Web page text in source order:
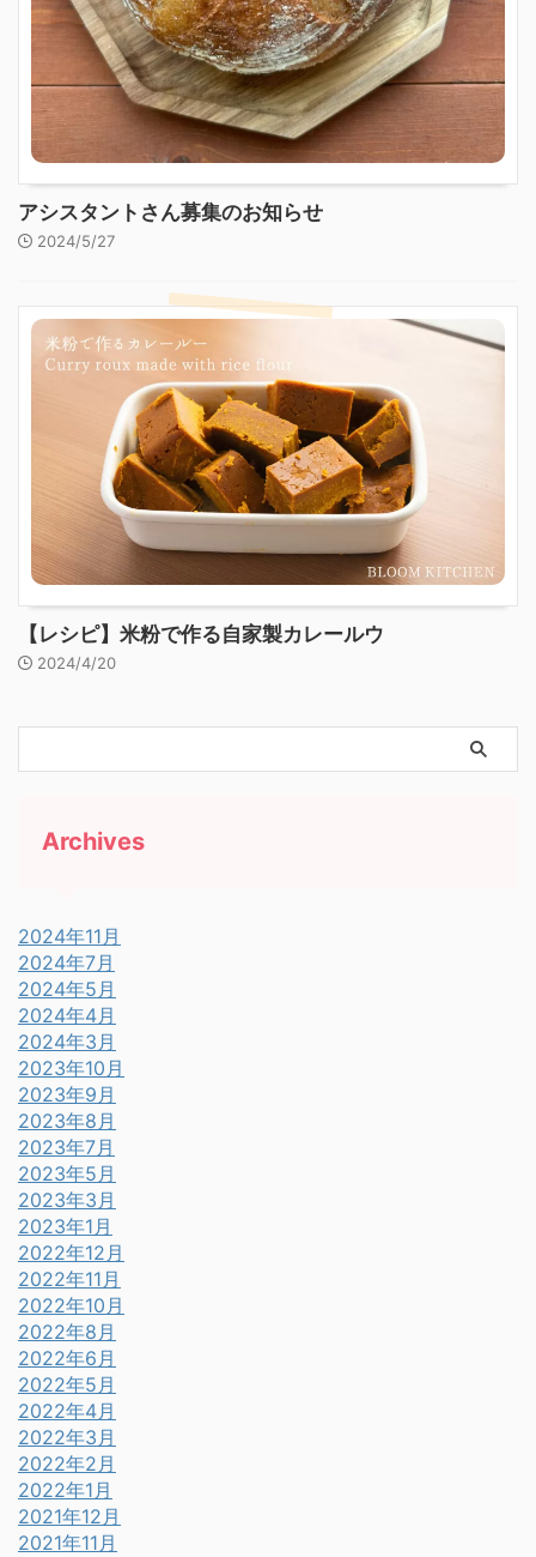
アシスタントさん募集のお知らせ
2024/5/27
【レシピ】米粉で作る自家製カレールウ
2024/4/20
Archives
2024年11月
2024年7月
2024年5月
2024年4月
2024年3月
2023年10月
2023年9月
2023年8月
2023年7月
2023年5月
2023年3月
2023年1月
2022年12月
2022年11月
2022年10月
2022年8月
2022年6月
2022年5月
2022年4月
2022年3月
2022年2月
2022年1月
2021年12月
2021年11月